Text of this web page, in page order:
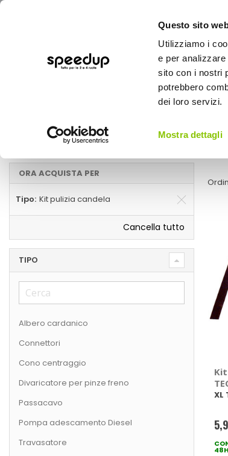
Questo sito
Utilizziamo i
e per
sito con i nostri
potrebbero
dei loro servizi.
Mostra dettagli
BICI
Auto Manutenzione e ricambi auto
Kit pulizia candela
XL
48H
ORA ACQUISTA PER
Tipo Kit pulizia candela
Cancella tutto
TIPO
Albero cardanico
Connettori
Cono centraggio
Divaricatore per pinze freno
Passacavo
Pompa adescamento Diesel
Travasatore